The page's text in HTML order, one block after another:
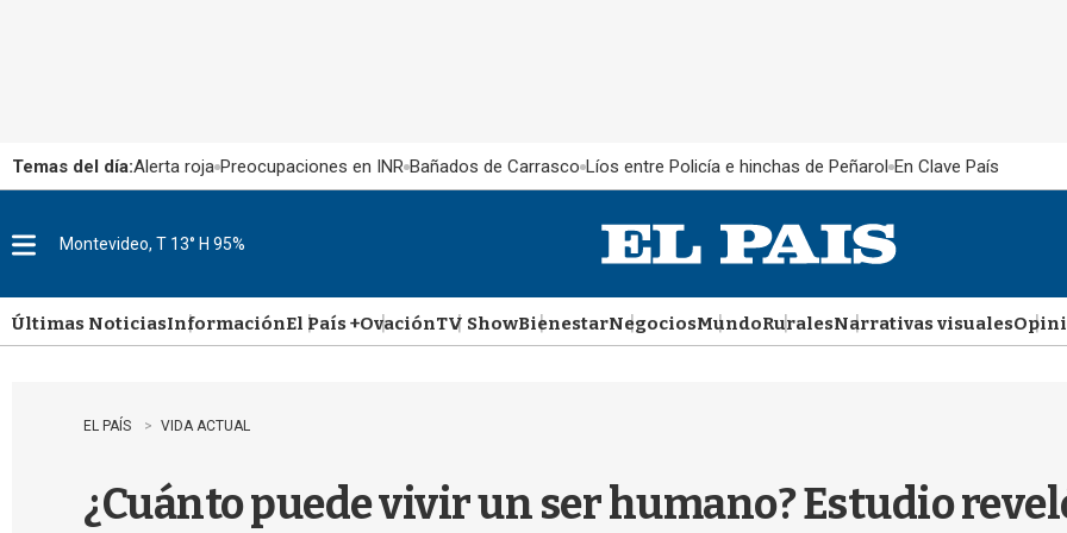
Temas del día:Alerta roja Preocupaciones en INR Bañados de Carrasco Líos entre Policía e hinchas de Peñarol En Clave País
u
Montevideo, T 13° H 95%
Últimas NoticiasInformaciónEl País +OvaciónTV ShowBienestarNegociosMundoRuralesNarrativas visuales
EL PAÍS VIDA ACTUAL
¿Cuánto puede vivir un ser humano? Estudio